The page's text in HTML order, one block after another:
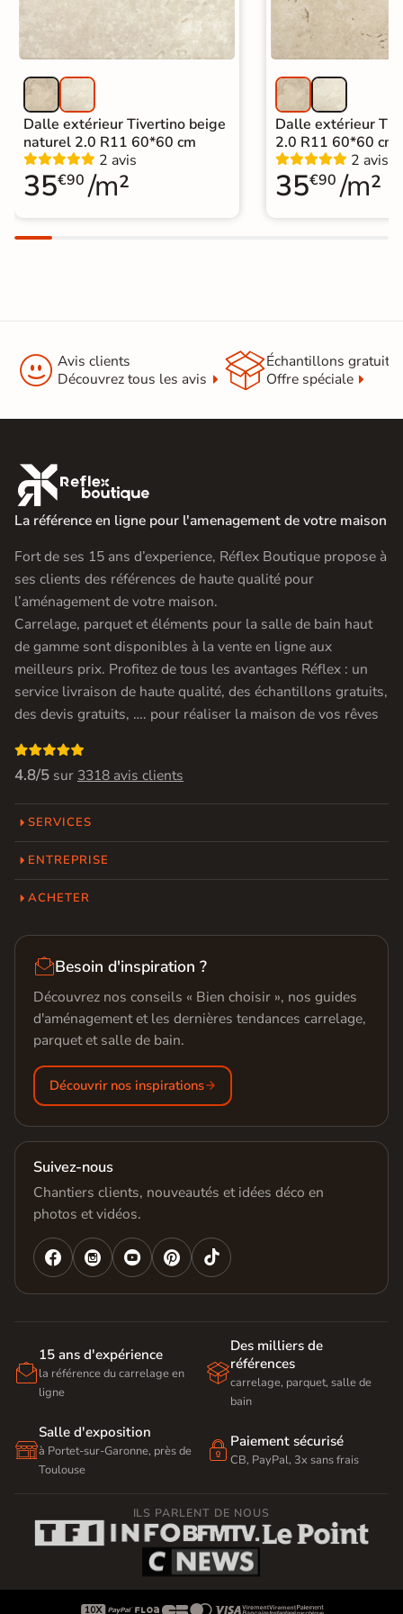
Dalle extérieur Tivertino beige
naturel 2.0 R11 60*60 cm
2 avis
35€90 /m²
Dalle extérieur
2.0 R11 60*60 cm
2 avis
35€90 /m²
 Avis clients
Découvrez tous les avis
Échantillons gratuit
Offre spéciale

La référence en ligne pour l'amenagement de votre maison
Fort de ses 15 ans d’experience, Réflex Boutique propose à
ses clients des références de haute qualité pour
l’aménagement de votre maison.
Carrelage, parquet et éléments pour la salle de bain haut
de gamme sont disponibles à la vente en ligne aux
meilleurs prix. Profitez de tous les avantages Réflex : un
service livraison de haute qualité, des échantillons gratuits,
des devis gratuits, …. pour réaliser la maison de vos rêves

4.8/5 sur 3318 avis clients
SERVICES
ENTREPRISE
ACHETER
Besoin d'inspiration ?
Découvrez nos conseils « Bien choisir », nos guides
d'aménagement et les dernières tendances carrelage,
parquet et salle de bain.
Découvrir nos inspirations
Suivez-nous
Chantiers clients, nouveautés et idées déco en
photos et vidéos.
   

15 ans d'expérience
la référence du carrelage en
ligne

Des milliers de
références
carrelage, parquet, salle de
bain

Salle d'exposition
à Portet-sur-Garonne, près de
Toulouse
 Paiement sécurisé
CB, PayPal, 3x sans frais
ILS PARLENT DE NOUS